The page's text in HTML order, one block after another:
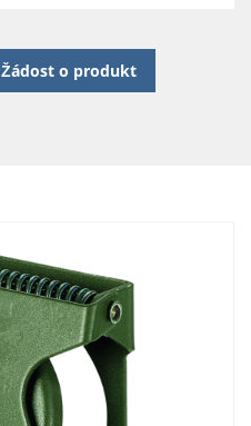
Žádost o produkt